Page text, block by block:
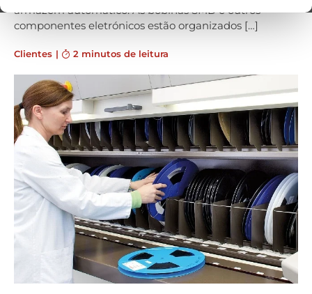
armazém automático. As bobinas SMD e outros
componentes eletrónicos estão organizados […]
Clientes | 2 minutos de leitura